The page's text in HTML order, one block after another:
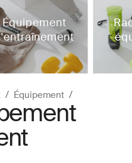
Équipement
Équipement